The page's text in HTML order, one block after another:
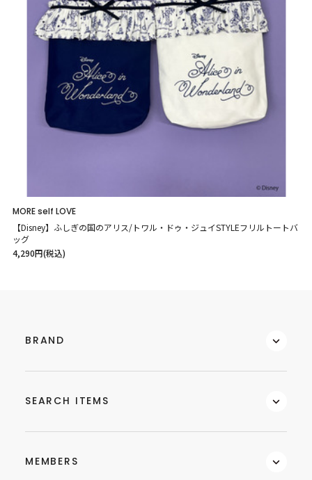
MORE self LOVE
【Disney】ふしぎの国のアリス/トワル・ドゥ・ジュイSTYLEフリルトートバ
ッグ
4,290円(税込)
BRAND
SEARCH ITEMS
MEMBERS